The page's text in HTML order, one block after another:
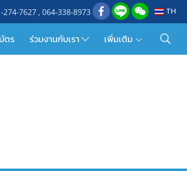
274-7627 , 064-338-8973 TH
ตร ร่วมงานกับเรา เพิ่มเติม